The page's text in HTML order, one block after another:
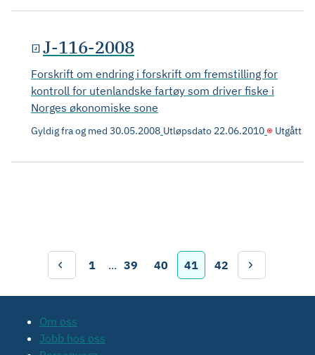
J-116-2008
Forskrift om endring i forskrift om fremstilling for
kontroll for utenlandske fartøy som driver fiske i
Norges økonomiske sone
Gyldig fra og med 30.05.2008 Utløpsdato 22.06.2010 Utgått
1 ... 39 40 41 42
Om oss
Jobb hos oss